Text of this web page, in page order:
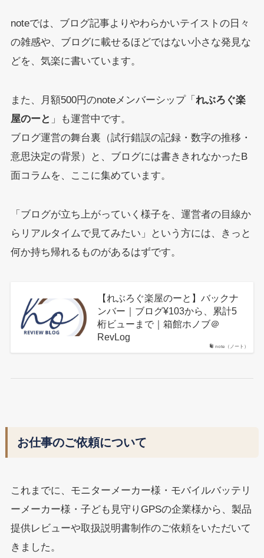
noteでは、ブログ記事よりやわらかいテイストの日々
の雑感や、ブログに載せるほどではない小さな発見な
どを、気楽に書いています。
また、月額500円のnoteメンバーシップ「 れぶろぐ楽
屋のーと 」も運営中です。
ブログ運営の舞台裏（試行錯誤の記録・数字の推移・
意思決定の背景）と、ブログには書ききれなかったB
面コラムを、ここに集めています。
「ブログが立ち上がっていく様子を、運営者の目線か
らリアルタイムで見てみたい」という方には、きっと
何か持ち帰れるものがあるはずです。
note（ノート）
【れぶろぐ楽屋のーと】バックナ
ンバー｜ブログ¥103から、累計5
桁ビューまで｜箱館ホノブ＠
RevLog
お仕事のご依頼について
これまでに、モニターメーカー様・モバイルバッテリ
ーメーカー様・子ども見守りGPSの企業様から、製品
提供レビューや取扱説明書制作のご依頼をいただいて
きました。